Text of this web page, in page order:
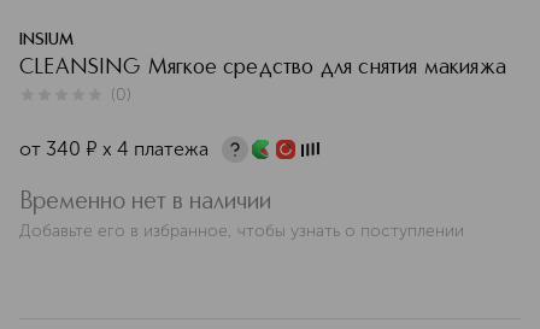
INSIUM
CLEANSING Мягкое средство для снятия макияжа
(0)
от 340 ¤ х 4 платежа
Временно нет в наличии
Добавьте его в избранное, чтобы узнать о поступлении